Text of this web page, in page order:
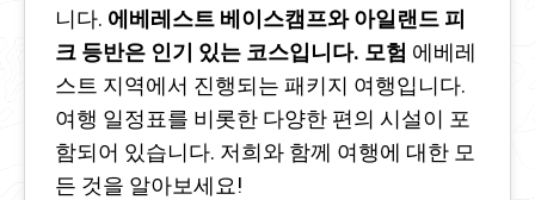
니다. 에베레스트 베이스캠프와 아일랜드 피
크 등반은 인기 있는 코스입니다. 모험 에베레
스트 지역에서 진행되는 패키지 여행입니다.
여행 일정표를 비롯한 다양한 편의 시설이 포
함되어 있습니다. 저희와 함께 여행에 대한 모
든 것을 알아보세요!